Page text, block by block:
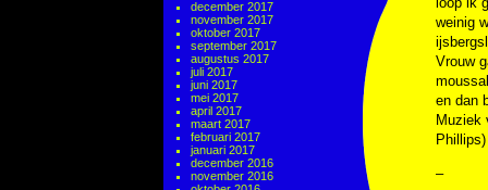
december 2017
november 2017
oktober 2017
september 2017
augustus 2017
juli 2017
juni 2017
mei 2017
april 2017
maart 2017
februari 2017
januari 2017
december 2016
november 2016
weinig
Vrouw
en dan
Muziek
Phillips)
–